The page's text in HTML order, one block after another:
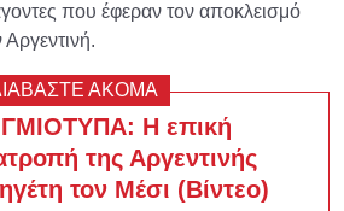
που έφεραν τον αποκλεισμό
ΑΚΟΜΑ
Η επική
της Αργεντινής
τον Μέσι (Βίντεο)